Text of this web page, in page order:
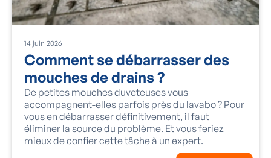
14 juin 2026
Comment se débarrasser des
mouches de drains ?
De petites mouches duveteuses vous
accompagnent-elles parfois près du lavabo ? Pour
vous en débarrasser définitivement, il faut
éliminer la source du problème. Et vous feriez
mieux de confier cette tâche à un expert.